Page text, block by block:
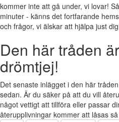
kommer inte att gå under, vi lovar!
minuter - känns det fortfarande
och frågor, vi älskar att hjälpa just
Den här tråden
drömtjej!
Det senaste inlägget i den här
sedan. Är du säker på att du vill
något vettigt att tillföra eller passar
återupplivningar kommer att låsas